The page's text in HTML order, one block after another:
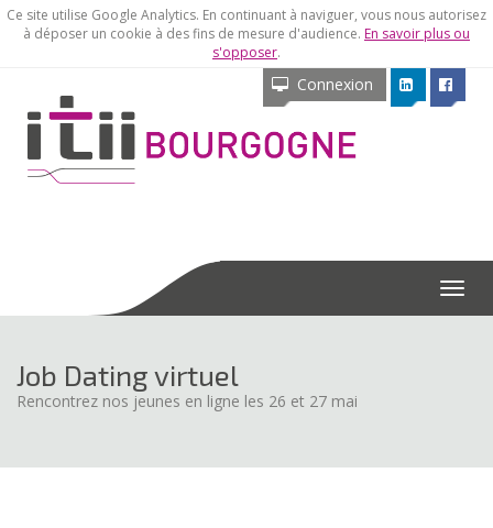
Ce site utilise Google Analytics. En continuant à naviguer, vous nous autorisez
à déposer un cookie à des fins de mesure d'audience. En savoir plus ou
s'opposer.
Connexion
Menu
Job Dating virtuel
Rencontrez nos jeunes en ligne les 26 et 27 mai